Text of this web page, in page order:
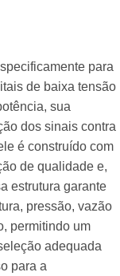
para
de baixa tensão
sua
dos sinais contra
é construído com
de qualidade e,
estrutura garante
pressão, vazão
permitindo um
adequada
para a